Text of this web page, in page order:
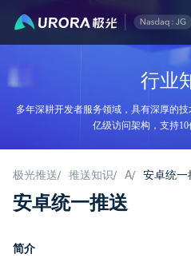
行业
多年深耕开发者服务领域，具有深厚的
亿级访问架构，支持
极光推送/ 推送知识/ A/ 安卓统一
安卓统一推送
简介